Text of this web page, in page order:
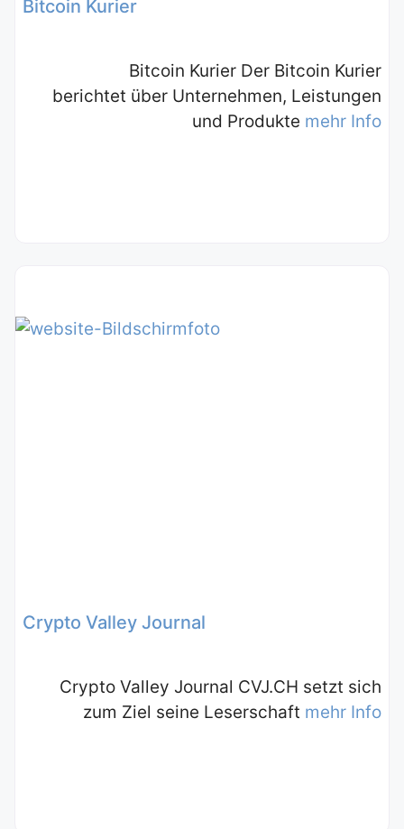
Bitcoin Kurier
Bitcoin Kurier Der Bitcoin Kurier
berichtet über Unternehmen, Leistungen
und Produkte mehr Info
Crypto Valley Journal
Crypto Valley Journal CVJ.CH setzt sich
zum Ziel seine Leserschaft mehr Info